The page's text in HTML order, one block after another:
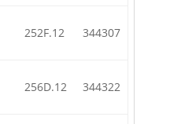
252F.12 344307
256D.12 344322